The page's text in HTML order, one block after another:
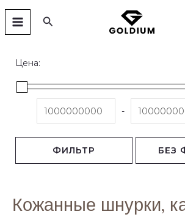
Перейти
ГЛАВНОЕ
СТРАНИЦА
Поиск
Цена:
-
ФИЛЬТР БЕЗ
Кожанные шнурки,